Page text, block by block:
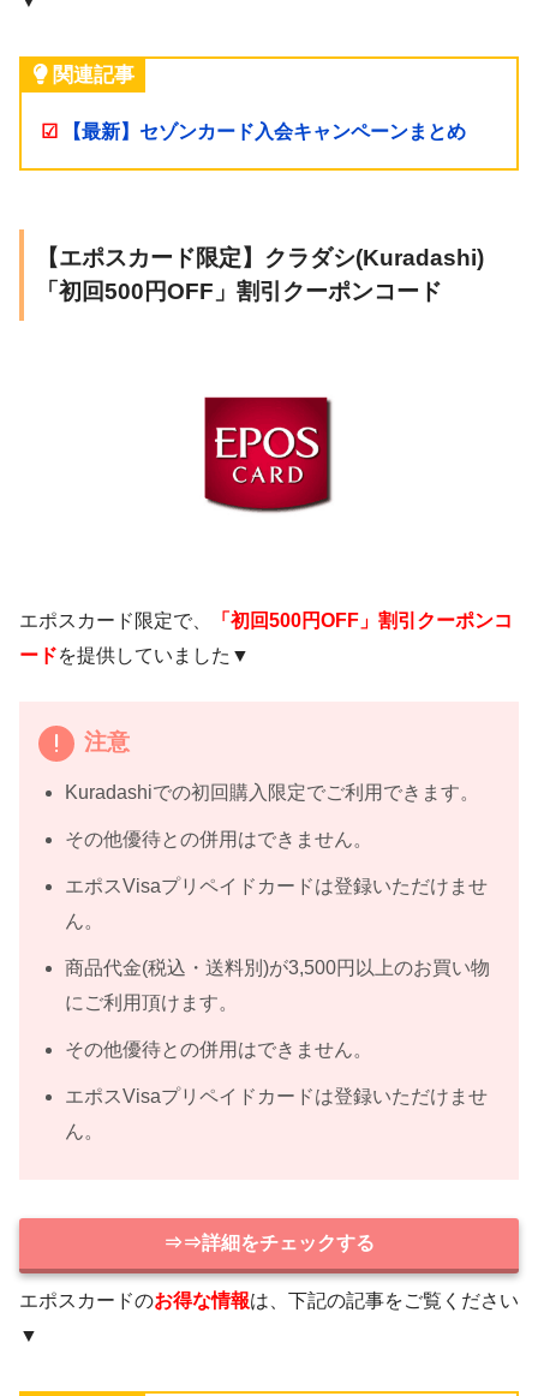
関連記事
☑ 【最新】セゾンカード入会キャンペーンまとめ
【エポスカード限定】クラダシ(Kuradashi)
「初回500円OFF」割引クーポンコード
エポスカード限定で、
「初回500円OFF」割引クーポンコ
ードを提供していました▼
注意
Kuradashiでの初回購入限定でご利用できます。
その他優待との併用はできません。
エポスVisaプリペイドカードは登録いただけませ
ん。
商品代金(税込・送料別)が3,500円以上のお買い物
にご利用頂けます。
その他優待との併用はできません。
エポスVisaプリペイドカードは登録いただけませ
ん。
⇒⇒詳細をチェックする
エポスカードのお得な情報は、下記の記事をご覧ください
▼